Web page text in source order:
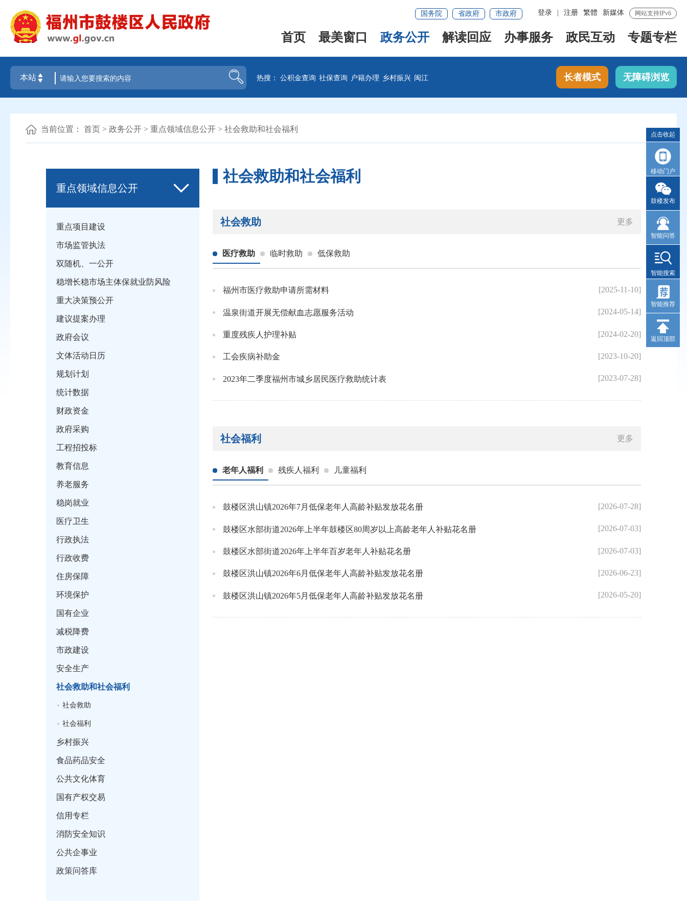
网站支持IPv6
新媒体
繁體
登录 注册
国务院 省政府 市政府
首页 最美窗口 政务公开 解读回应 办事服务 政民互动 专题专栏
热搜：公积金查询 社保查询 户籍办理 乡村振兴 闽江 长者模式 无障碍浏览
当前位置： 首页 > 政务公开 > 重点领域信息公开 > 社会救助和社会福利
重点领域信息公开
重点项目建设
市场监管执法
双随机、一公开
稳增长稳市场主体保就业防风险
重大决策预公开
建议提案办理
政府会议
文体活动日历
规划计划
统计数据
财政资金
政府采购
工程招投标
教育信息
养老服务
稳岗就业
医疗卫生
行政执法
行政收费
住房保障
环境保护
国有企业
减税降费
市政建设
安全生产
社会救助和社会福利
社会救助
社会福利
乡村振兴
食品药品安全
公共文化体育
国有产权交易
信用专栏
消防安全知识
公共企事业
政策问答库
社会救助和社会福利
社会救助 更多
医疗救助 临时救助 低保救助
[2025-11-10]
福州市医疗救助申请所需材料
[2024-05-14]
温泉街道开展无偿献血志愿服务活动
[2024-02-20]
重度残疾人护理补贴
[2023-10-20]
工会疾病补助金
[2023-07-28]
2023年二季度福州市城乡居民医疗救助统计表
鼓楼区
鼓东街道
《中华人
社会福利 更多
老年人福利 残疾人福利 儿童福利
[2026-07-28]
鼓楼区洪山镇2026年7月低保老年人高龄补贴发放花名册
[2026-07-03]
鼓楼区水部街道2026年上半年鼓楼区80周岁以上高龄老年人补贴花名册
[2026-07-03]
鼓楼区水部街道2026年上半年百岁老年人补贴花名册
[2026-06-23]
鼓楼区洪山镇2026年6月低保老年人高龄补贴发放花名册
[2026-05-20]
鼓楼区洪山镇2026年5月低保老年人高龄补贴发放花名册
点击收起
移动门户
鼓楼发布
智能问答
智能搜索
智能推荐
返回顶部